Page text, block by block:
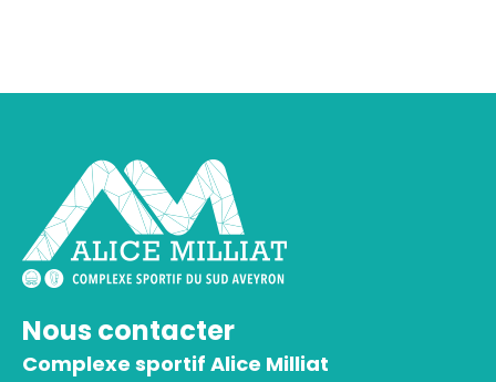
Nous contacter
Complexe sportif Alice Milliat